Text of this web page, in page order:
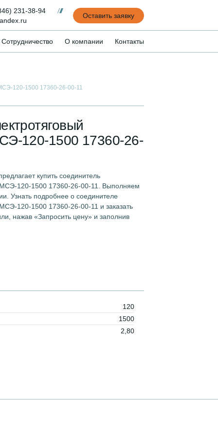
231-38-94
Оставить заявку
Сотрудничество О компании Контакты
120-1500 17360-26-00-11
120-1500 17360-26-
купить соединитель
120-1500 17360-26-00-11. Выполняем
Узнать подробнее о соединителе
120-1500 17360-26-00-11 и заказать
нажав «Запросить цену» и заполнив
120
1500
2,80